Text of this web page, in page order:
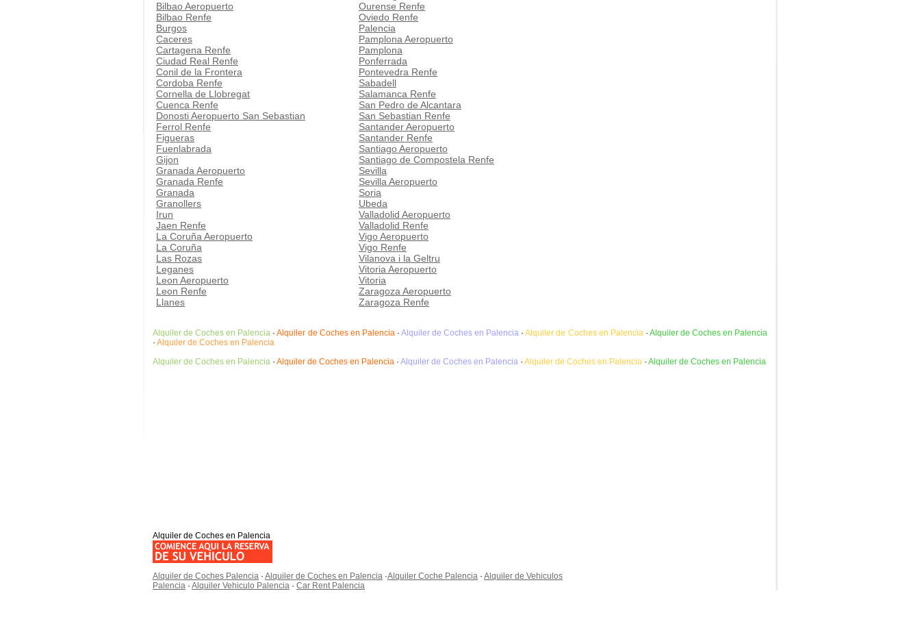
Bilbao Aeropuerto
Bilbao Renfe
Burgos
Caceres
Cartagena Renfe
Ciudad Real Renfe
Conil de la Frontera
Cordoba Renfe
Cornella de Llobregat
Cuenca Renfe
Donosti Aeropuerto San Sebastian
Ferrol Renfe
Figueras
Fuenlabrada
Gijon
Granada Aeropuerto
Granada Renfe
Granada
Granollers
Irun
Jaen Renfe
La Coruña Aeropuerto
La Coruña
Las Rozas
Leganes
Leon Aeropuerto
Leon Renfe
Llanes
Ourense Renfe
Oviedo Renfe
Palencia
Pamplona Aeropuerto
Pamplona
Ponferrada
Pontevedra Renfe
Sabadell
Salamanca Renfe
San Pedro de Alcantara
San Sebastian Renfe
Santander Aeropuerto
Santander Renfe
Santiago Aeropuerto
Santiago de Compostela Renfe
Sevilla
Sevilla Aeropuerto
Soria
Ubeda
Valladolid Aeropuerto
Valladolid Renfe
Vigo Aeropuerto
Vigo Renfe
Vilanova i la Geltru
Vitoria Aeropuerto
Vitoria
Zaragoza Aeropuerto
Zaragoza Renfe
Alquiler de Coches en Palencia ·Alquiler de Coches en Palencia· Alquiler de Coches en Palencia ·Alquiler de Coches en Palencia· Alquiler de Coches en Palencia
· Alquiler de Coches en Palencia
Alquiler de Coches en Palencia · Alquiler de Coches en Palencia · Alquiler de Coches en Palencia · Alquiler de Coches en Palencia · Alquiler de Coches en Palencia
Alquiler de Coches en Palencia
Alquiler de Coches Palencia · Alquiler de Coches en Palencia ·Alquiler Coche Palencia · Alquiler de Vehiculos
Palencia · Alquiler Vehiculo Palencia · Car Rent Palencia